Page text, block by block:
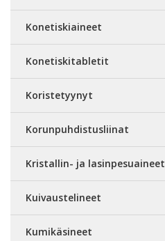
Konetiskiaineet
Konetiskitabletit
Koristetyynyt
Korunpuhdistusliinat
Kristallin- ja lasinpesuaineet
Kuivaustelineet
Kumikäsineet